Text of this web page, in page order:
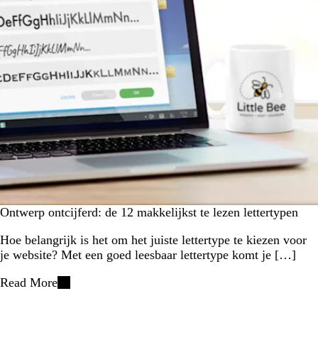
Ontwerp ontcijferd: de 12 makkelijkst te lezen lettertypen
Hoe belangrijk is het om het juiste lettertype te kiezen voor
je website? Met een goed leesbaar lettertype komt je […]
Read More